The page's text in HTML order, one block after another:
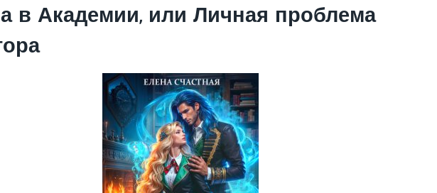
в Академии, или Личная проблема